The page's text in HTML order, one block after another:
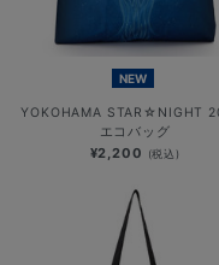
NEW
YOKOHAMA STAR☆NIGHT
エコバッグ
¥2,200 (税込)